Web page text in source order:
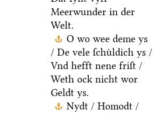
Meerwunder in der
Welt.
O wo wee deme ys
/ De vele ſchuͤldich ys /
Vnd hefft nene friſt /
Weth ock nicht wor
Geldt ys.
Nydt / Homodt /